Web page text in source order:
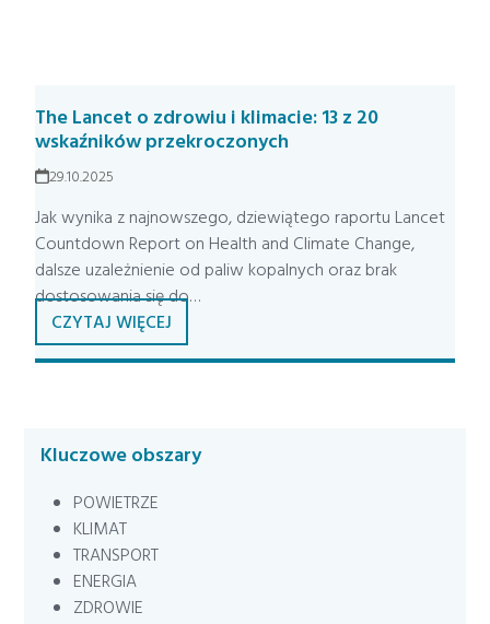
The Lancet o zdrowiu i klimacie: 13 z 20
wskaźników przekroczonych
29.10.2025
Jak wynika z najnowszego, dziewiątego raportu Lancet
Countdown Report on Health and Climate Change,
dalsze uzależnienie od paliw kopalnych oraz brak
dostosowania się do…
CZYTAJ WIĘCEJ
Kluczowe obszary
POWIETRZE
KLIMAT
TRANSPORT
ENERGIA
ZDROWIE